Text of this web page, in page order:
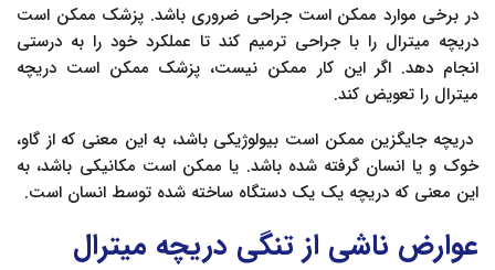
در برخی موارد ممکن است جراحی ضروری باشد. پزشک ممکن است
دریچه میترال را با جراحی ترمیم کند تا عملکرد خود را به درستی
انجام دهد. اگر این کار ممکن نیست، پزشک ممکن است دریچه
میترال را تعویض کند.
دریچه جایگزین ممکن است بیولوژیکی باشد، به این معنی که از گاو،
خوک و یا انسان گرفته شده باشد. یا ممکن است مکانیکی باشد، به
این معنی که دریچه یک یک دستگاه ساخته شده توسط انسان است.
عوارض ناشی از تنگی دریچه میترال